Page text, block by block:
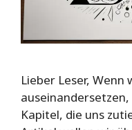
Lieber Leser, Wenn
Kapitel, die uns